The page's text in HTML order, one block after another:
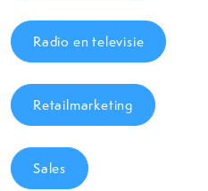
Radio en televisie
Retailmarketing
Sales